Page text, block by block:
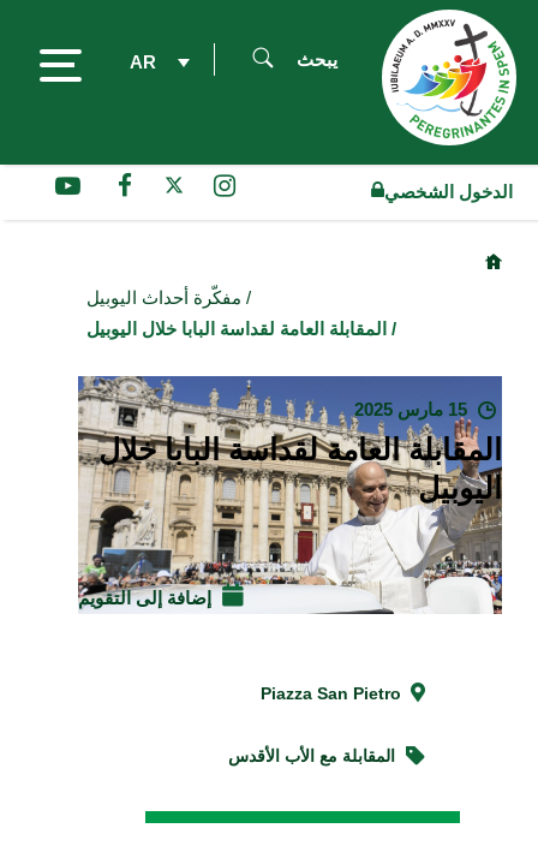
AR يبحث
الدخول الشخصي
/ مفكّرة أحداث اليوبيل
/ المقابلة العامة لقداسة البابا خلال اليوبيل
المقابلة العامة لقداسة البابا خلال
اليوبيل
إضافة إلى التقويم
المقابلة مع الأب الأقدس